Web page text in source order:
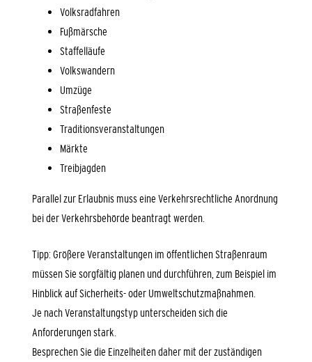
Volksradfahren
Fußmärsche
Staffelläufe
Volkswandern
Umzüge
Straßenfeste
Traditionsveranstaltungen
Märkte
Treibjagden
Parallel zur Erlaubnis muss eine Verkehrsrechtliche Anordnung
bei der Verkehrsbehörde beantragt werden.
Tipp:Größere Veranstaltungen im öffentlichen Straßenraum
müssen Sie sorgfältig planen und durchführen, zum Beispiel im
Hinblick auf Sicherheits- oder Umweltschutzmaßnahmen.
Je nach Veranstaltungstyp unterscheiden sich die
Anforderungen stark.
Besprechen Sie die Einzelheiten daher mit der zuständigen